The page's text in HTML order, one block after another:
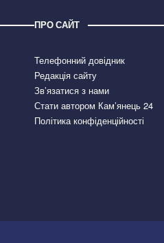
ПРО САЙТ
Телефонний довідник
Редакція сайту
Зв’язатися з нами
Стати автором Кам’янець 24
Політика конфіденційності